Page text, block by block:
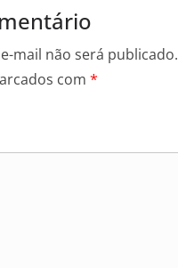
mail não será publicado.
com *